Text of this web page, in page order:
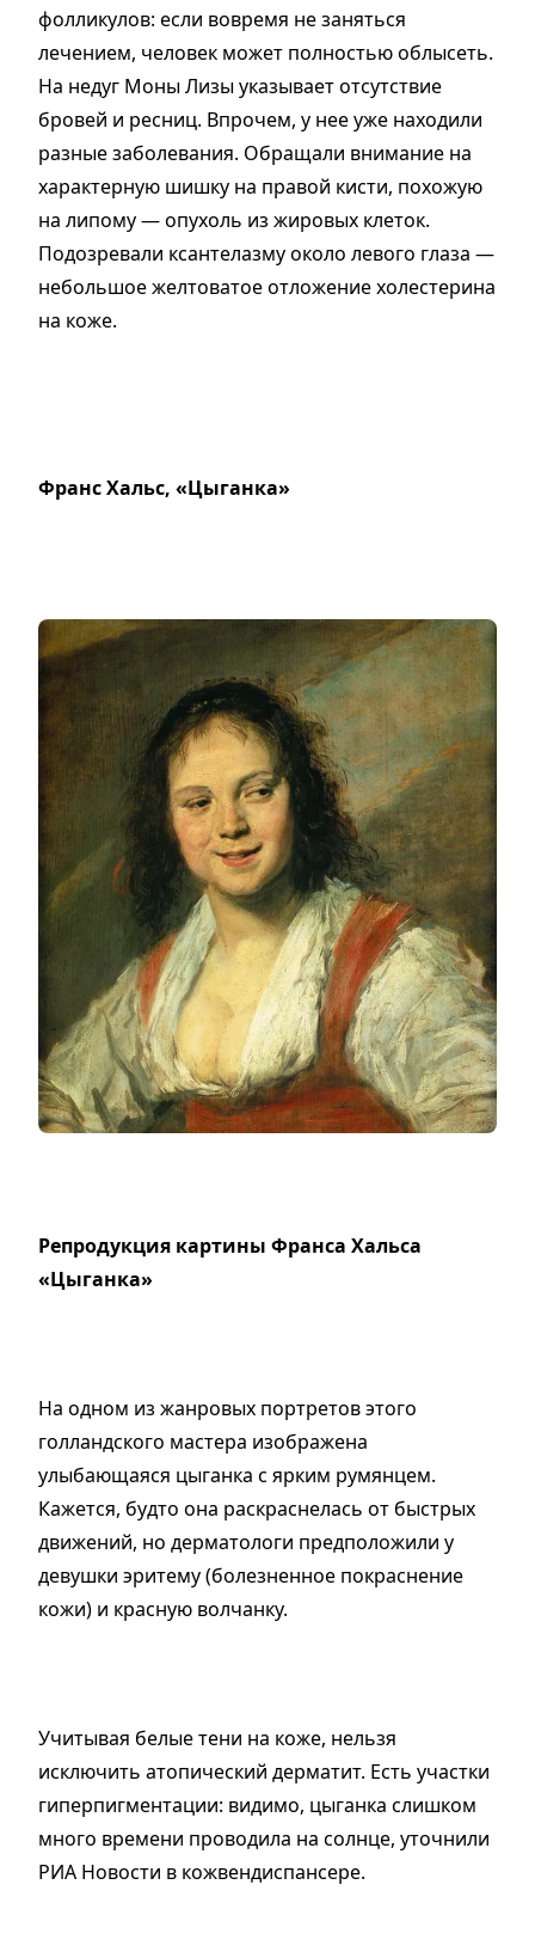
фолликулов: если вовремя не заняться
лечением, человек может полностью облысеть.
На недуг Моны Лизы указывает отсутствие
бровей и ресниц. Впрочем, у нее уже находили
разные заболевания. Обращали внимание на
характерную шишку на правой кисти, похожую
на липому — опухоль из жировых клеток.
Подозревали ксантелазму около левого глаза —
небольшое желтоватое отложение холестерина
на коже.
Франс Хальс, «Цыганка»
Репродукция картины Франса Хальса
«Цыганка»
На одном из жанровых портретов этого
голландского мастера изображена
улыбающаяся цыганка с ярким румянцем.
Кажется, будто она раскраснелась от быстрых
движений, но дерматологи предположили у
девушки эритему (болезненное покраснение
кожи) и красную волчанку.
Учитывая белые тени на коже, нельзя
исключить атопический дерматит. Есть участки
гиперпигментации: видимо, цыганка слишком
много времени проводила на солнце, уточнили
РИА Новости в кожвендиспансере.